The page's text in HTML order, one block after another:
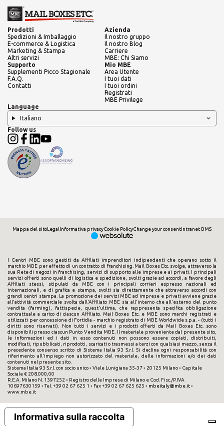
Prodotti
Spedizioni & Imballaggio
E-commerce & Logistica
Marketing & Stampa
Altri servizi
Azienda
Il nostro gruppo
Il nostro Blog
Carriere
MBE: Chi Siamo
Supporto
Supplementi Picco Stagionale
F.A.Q.
Contatti
Mio MBE
Area Utente
I tuoi dati
I tuoi ordini
Registrati
MBE Privilege
Language
Italiano
Follow us
Mappa del sitoLegalInformativa privacyCookie PolicyChange your consentIntranet BMS
I Centri MBE sono gestiti da Affiliati imprenditori indipendenti che operano sotto il
marchio MBE per effetto di un contratto di franchising. Mail Boxes Etc. svolge, attraverso la
sua Rete di negozi in franchising, servizi di supporto alle imprese e ai privati. I principali
servizi offerti sono quelli di logistica e spedizione, svolti grazie ad accordi, a favore degli
Affiliati stessi, stipulati da MBE con i principali corrieri espresso nazionali ed
internazionali, e di grafica e stampa, svolti sia direttamente che attraverso accordi con
grandi centri stampa. La promozione dei servizi MBE ad imprese e privati avviene grazie
all'attività commerciale svolta dall'Affiliato MBE sia all'interno che all'esterno del punto
vendita (farming), fattispecie, quest'ultima, che rappresenta specifica obbligazione
contrattuale a carico di ciascun Affiliato. Mail Boxes Etc. e MBE sono marchi registrati e
utilizzati per concessione di Fortidia - marchio registrato di MBE Worldwide s.p.a. - (tutti i
diritti sono riservati). Non tutti i servizi e i prodotti offerti da Mail Boxes Etc. sono
disponibili presso ciascun Punto Vendita MBE. Il materiale proveniente dal presente sito,
le informazioni ed i dati in esso contenuti non possono essere copiati, distribuiti,
modificati, ripubblicati, riprodotti, scaricati o trasmessi a terzi con qualsiasi mezzo, senza il
precedente consenso scritto di Sistema Italia 93 S.r.l. Si declina ogni responsabilità con
riferimento all'impiego non autorizzato del materiale, delle informazioni e/o dei dati
contenuti nel presente sito.
Sistema Italia 93 S.r.l. con socio unico • Viale Lunigiana 35-37 • 20125 Milano • Capitale
Sociale € 208.000,00
R.E.A. Milano N. 1397252 • Registro delle Imprese di Milano e Cod. Fisc./P.IVA
10697630159 • Tel. +39 02 67 625 1 • Fax +39 02 67 625 625 • mbeitaly@mbe.it•
www.mbe.it
Informativa sulla raccolta